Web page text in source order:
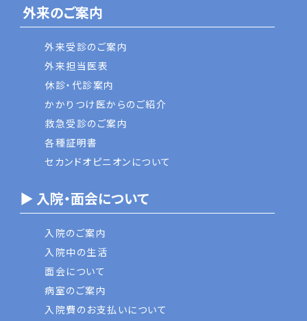
外来のご案内
外来受診のご案内
外来担当医表
休診・代診案内
かかりつけ医からのご紹介
救急受診のご案内
各種証明書
セカンドオピニオンについて
▶ 入院・面会について
入院のご案内
入院中の生活
面会について
病室のご案内
入院費のお支払いについて